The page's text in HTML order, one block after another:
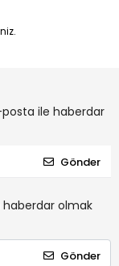
ile haberdar
Gönder
olmak
Gönder